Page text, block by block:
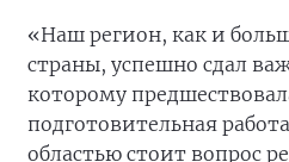
«Наш регион, как и
страны, успешно сдал
которому
подготовительная
областью стоит вопрос